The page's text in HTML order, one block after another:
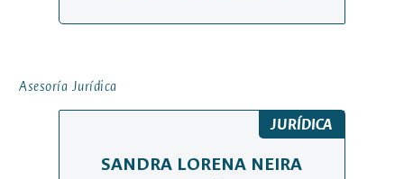
Asesoría Jurídica
JURÍDICA
SANDRA LORENA NEIRA